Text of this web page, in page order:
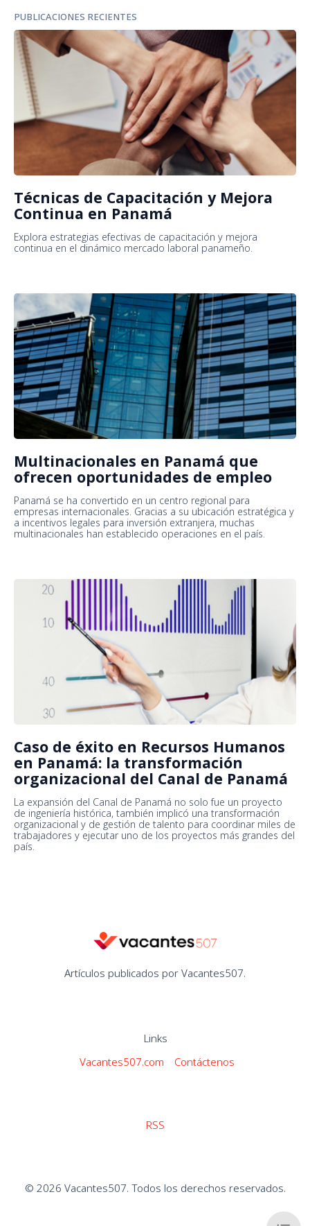
PUBLICACIONES RECIENTES
Técnicas de Capacitación y Mejora
Continua en Panamá
Explora estrategias efectivas de capacitación y mejora
continua en el dinámico mercado laboral panameño.
Multinacionales en Panamá que
ofrecen oportunidades de empleo
Panamá se ha convertido en un centro regional para
empresas internacionales. Gracias a su ubicación estratégica y
a incentivos legales para inversión extranjera, muchas
multinacionales han establecido operaciones en el país.
Caso de éxito en Recursos Humanos
en Panamá: la transformación
organizacional del Canal de Panamá
La expansión del Canal de Panamá no solo fue un proyecto
de ingeniería histórica, también implicó una transformación
organizacional y de gestión de talento para coordinar miles de
trabajadores y ejecutar uno de los proyectos más grandes del
país.
Artículos publicados por Vacantes507.
Links
Vacantes507.com
Contáctenos
RSS
© 2026 Vacantes507. Todos los derechos reservados.